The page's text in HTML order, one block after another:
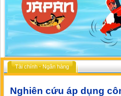
Tài chính - Ngân hàng
Nghiên cứu áp dụng